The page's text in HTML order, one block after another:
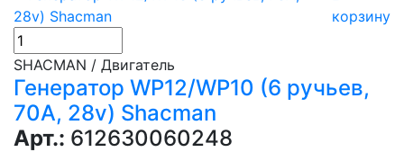
корзину
SHACMAN / Двигатель
Генератор WP12/WP10 (6 ручьев,
70А, 28v) Shacman
Арт.: 612630060248